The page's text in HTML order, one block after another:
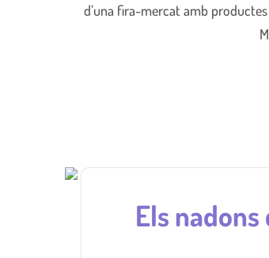
d’una fira-mercat amb
Els